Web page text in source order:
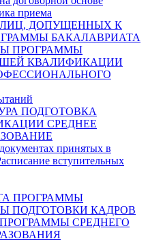
приема
ДОПУЩЕННЫХ К
БАКАЛАВРИАТА
ПРОГРАММЫ
КВАЛИФИКАЦИИ
ПОДГОТОВКА
СРЕДНЕЕ
принятых в
вступительных
ПРОГРАММЫ
ПОДГОТОВКИ КАДРОВ
ПРОГРАММЫ СРЕДНЕГО